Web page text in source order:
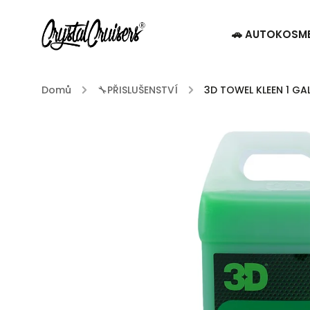
🚗
Domů / 🔧PŘISLUŠENSTVÍ / 3D TOWEL KLEEN 1